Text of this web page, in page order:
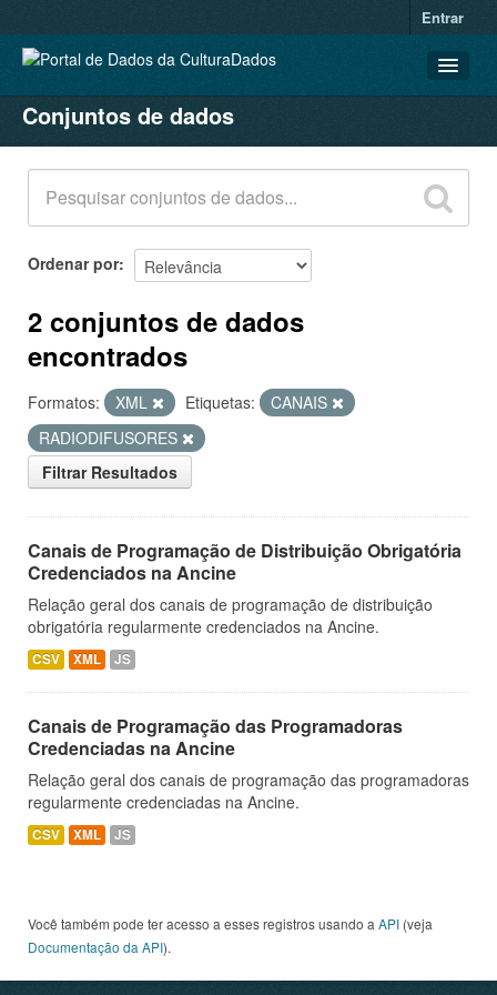
Entrar
CONJUNTOS DE DADOS
ORGANIZAÇÕES
GRUPOS
SOBRE
Conjuntos de dados
Ordenar por
2 conjuntos de dados
encontrados
Formatos: XML Etiquetas:
CANAIS
RADIODIFUSORES
Filtrar Resultados
Canais de Programação de Distribuição Obrigatória
Credenciados na Ancine
Relação geral dos canais de programação de distribuição
obrigatória regularmente credenciados na Ancine.
CSV XML JS
Canais de Programação das Programadoras
Credenciadas na Ancine
Relação geral dos canais de programação das programadoras
regularmente credenciadas na Ancine.
CSV XML JS
Você também pode ter acesso a esses registros usando a API (veja
Documentação da API).